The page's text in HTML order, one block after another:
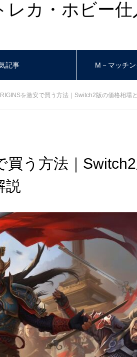
カ・ホビー
記事 M－マッチ
を激安で買う方法｜Switch2版の価格相場
買う方法｜
説